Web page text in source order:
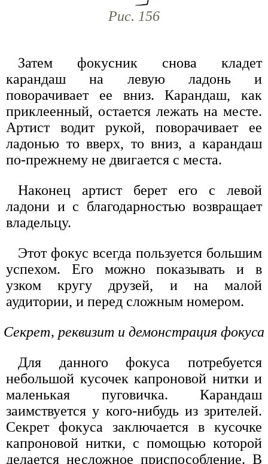
Рис. 156
Затем фокусник снова кладет
карандаш на левую ладонь и
поворачивает ее вниз. Карандаш, как
приклеенный, остается лежать на месте.
Артист водит рукой, поворачивает ее
ладонью то вверх, то вниз, а карандаш
по-прежнему не двигается с места.
Наконец артист берет его с левой
ладони и с благодарностью возвращает
владельцу.
Этот фокус всегда пользуется большим
успехом. Его можно показывать и в
узком кругу друзей, и на малой
аудитории, и перед сложным номером.
Секрет, реквизит и демонстрация фокуса
Для данного фокуса потребуется
небольшой кусочек капроновой нитки и
маленькая пуговичка. Карандаш
заимствуется у кого-нибудь из зрителей.
Секрет фокуса заключается в кусочке
капроновой нитки, с помощью которой
делается несложное приспособление. В